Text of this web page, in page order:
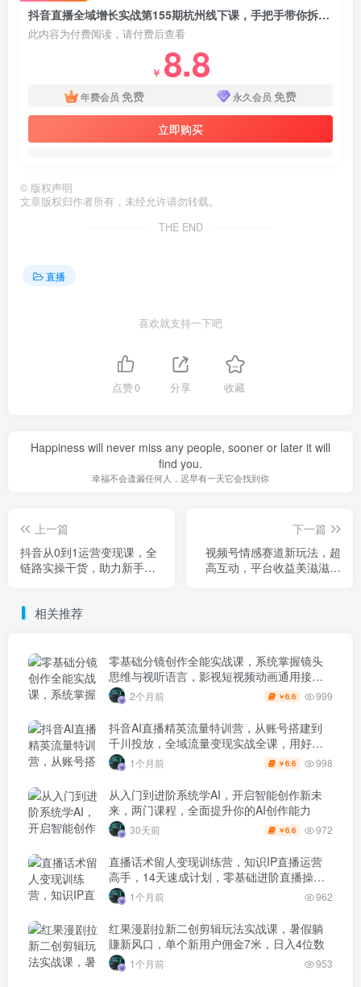
抖音直播全域增长实战第155期杭州线下课，手把手带你拆解流量玩法+话术模板
此内容为付费阅读，请付费后查看
￥ 8.8
年费会员 免费 永久会员 免费
立即购买
© 版权声明
文章版权归作者所有，未经允许请勿转载。
THE END
直播
喜欢就支持一下吧
点赞0 分享 收藏
Happiness will never miss any people, sooner or later it will
find you.
幸福不会遗漏任何人，迟早有一天它会找到你
上一篇
抖音从0到1运营变现课，全
链路实操干货，助力新手实
下一篇
视频号情感赛道新玩法，超
高互动，平台收益美滋滋，
相关推荐
零基础分镜创作全能实战课，系统掌握镜头
思维与视听语言，影视短视频动画通用接单
技能2个月前 ￥6.6 999
抖音AI直播精英流量特训营，从账号搭建到
千川投放，全域流量变现实战全课，用好工
具让賺钱更简单
1个月前 ￥6.6 998
从入门到进阶系统学AI，开启智能创作新未
来，两门课程，全面提升你的AI创作能力
30天前 ￥6.6 972
直播话术留人变现训练营，知识IP直播运营
高手，14天速成计划，零基础进阶直播操盘
手
1个月前 962
红果漫剧拉新二创剪辑玩法实战课，暑假躺
賺新风口，单个新用户佣金7米，日入4位数
1个月前 953